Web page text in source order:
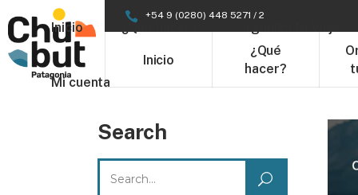
+54 9 (0280) 448 5271 / 2
Inicio
¿Qué
hacer?
Inicio ¿Qué hacer?
Mi cuenta
Search
for: